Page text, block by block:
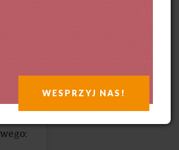
WESPRZYJ NAS!